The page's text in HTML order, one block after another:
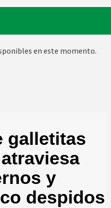
en este momento.
galletitas
y
despidos